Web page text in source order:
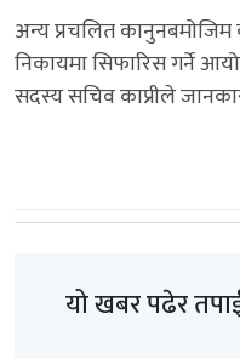
अन्य प्रचलित कानुनबमोजिम
निकायमा सिफारिस गर्ने
सदस्य सचिव काप्रीले
यो खबर पढेर